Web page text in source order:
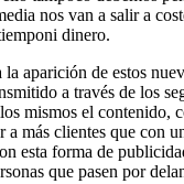
nos van a salir a
dinero.
la aparición de estos
a través de los
mismos el contenido,
a más clientes que con
esta forma de
que pasen por